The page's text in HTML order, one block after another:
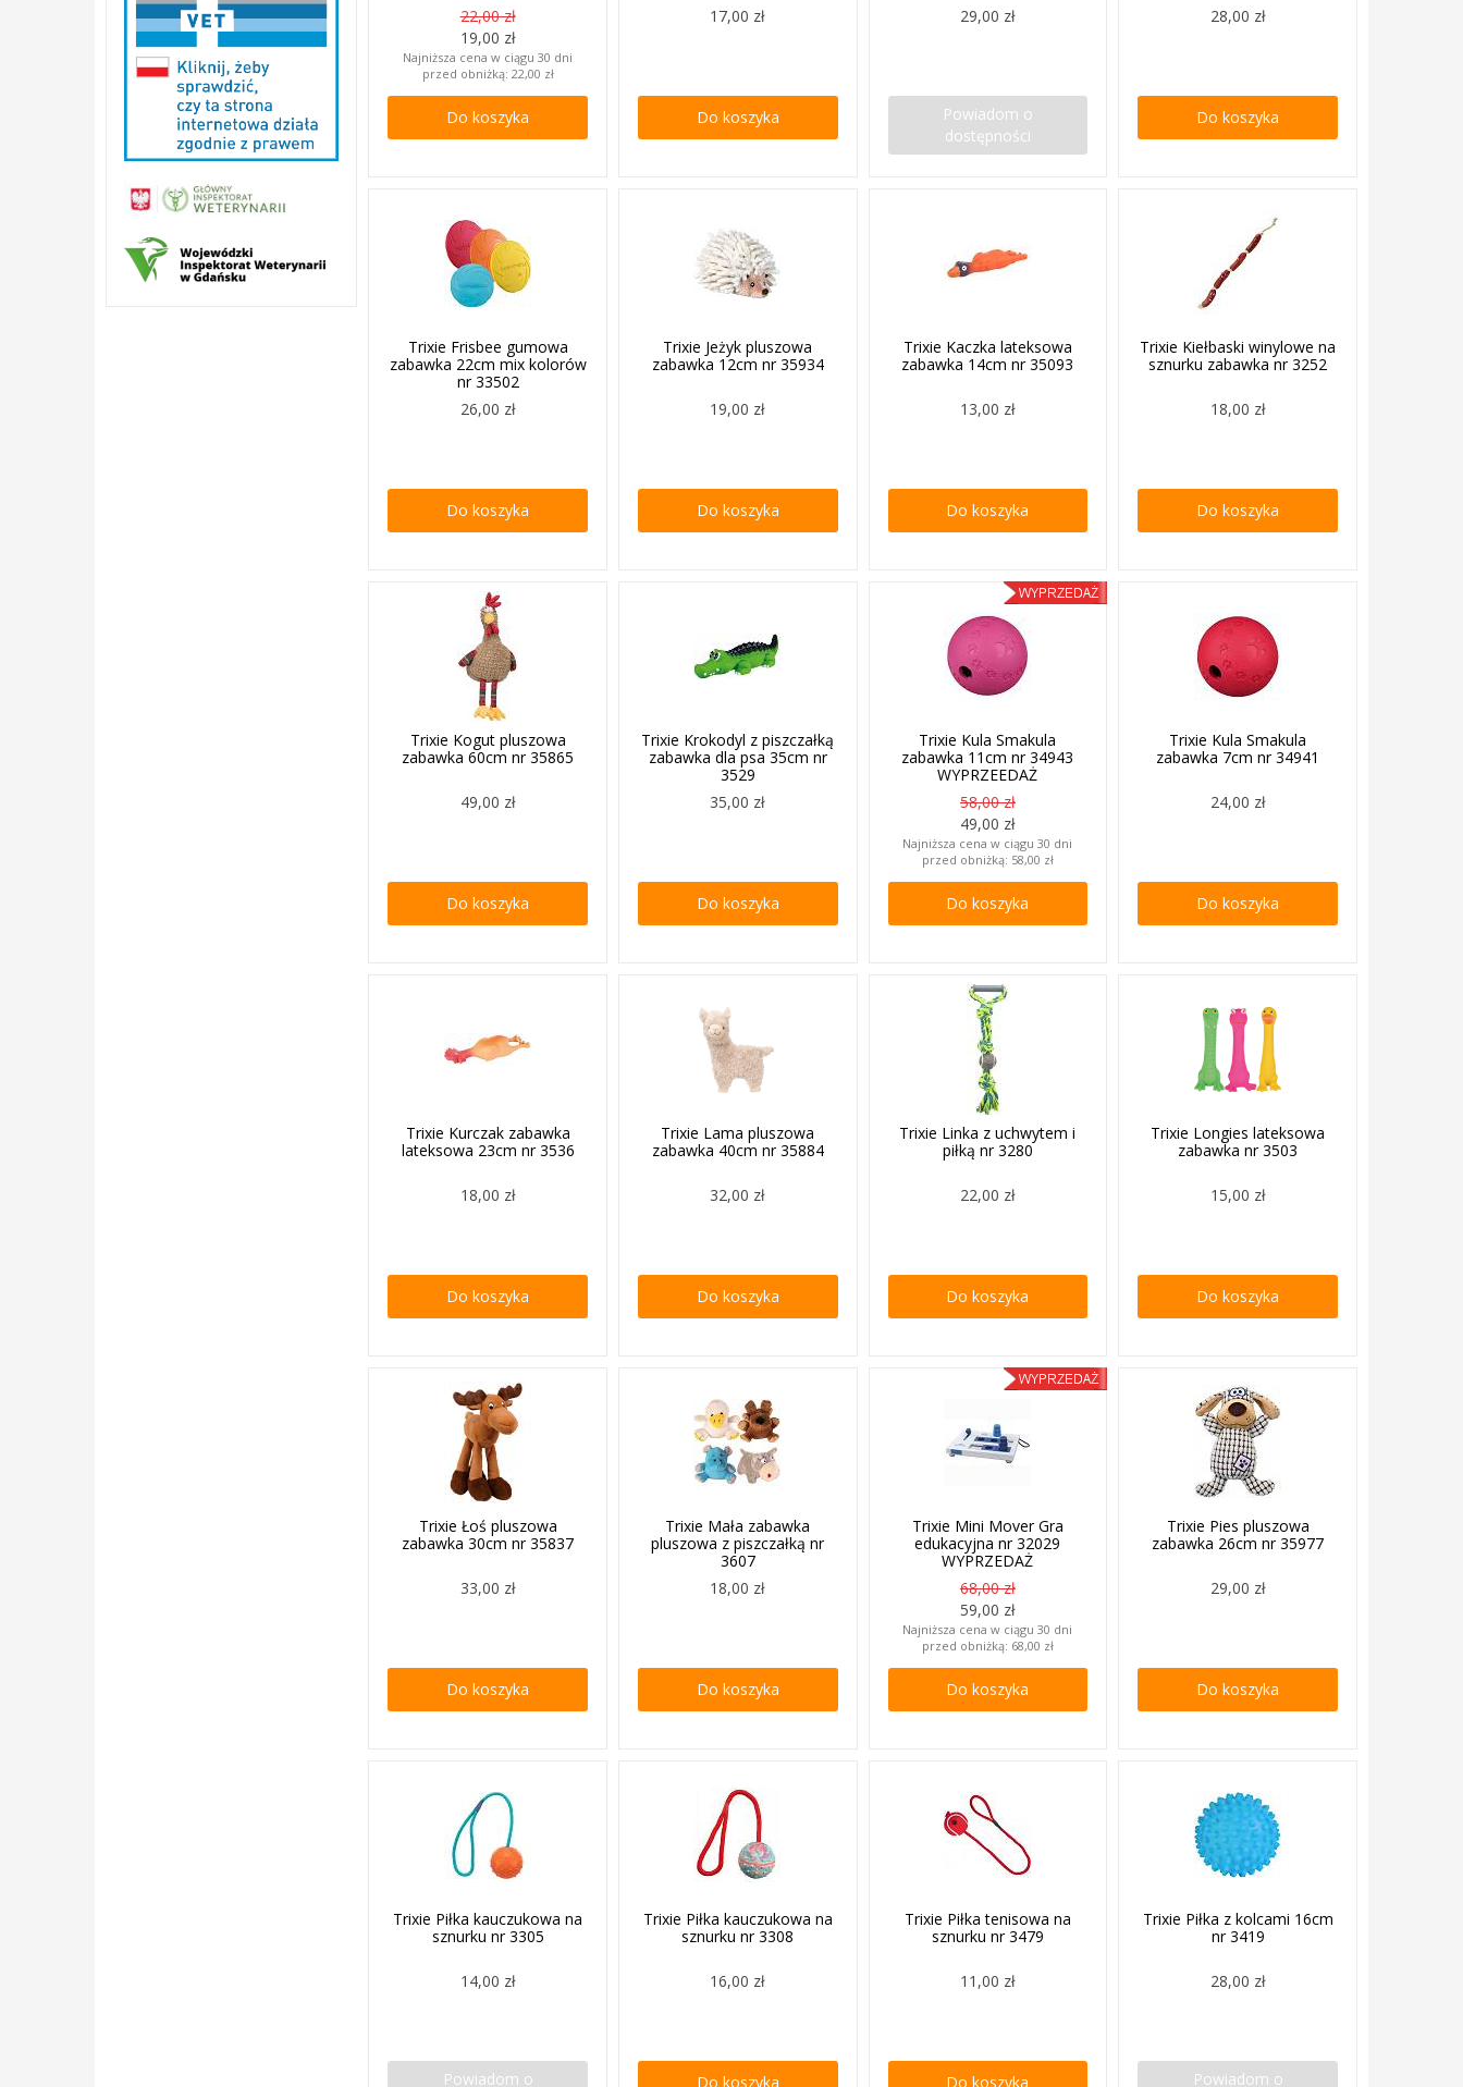
22,00 zł
19,00 zł
Najniższa cena w ciągu 30 dni
przed obniżką: 22,00 zł
Do koszyka
17,00 zł
Do koszyka
29,00 zł
Powiadom o
dostępności
28,00 zł
Do koszyka
Trixie Frisbee gumowa
zabawka 22cm mix kolorów
nr 33502
26,00 zł
Do koszyka
Trixie Jeżyk pluszowa
zabawka 12cm nr 35934
19,00 zł
Do koszyka
Trixie Kaczka lateksowa
zabawka 14cm nr 35093
13,00 zł
Do koszyka
Trixie Kiełbaski winylowe na
sznurku zabawka nr 3252
18,00 zł
Do koszyka
Trixie Kogut pluszowa
zabawka 60cm nr 35865
49,00 zł
Do koszyka
Trixie Krokodyl z piszczałką
zabawka dla psa 35cm nr
3529
35,00 zł
Do koszyka
Trixie Kula Smakula
zabawka 11cm nr 34943
WYPRZEEDAŻ
58,00 zł
49,00 zł
Najniższa cena w ciągu 30 dni
przed obniżką: 58,00 zł
Do koszyka
Trixie Kula Smakula
zabawka 7cm nr 34941
24,00 zł
Do koszyka
Trixie Kurczak zabawka
lateksowa 23cm nr 3536
18,00 zł
Do koszyka
Trixie Lama pluszowa
zabawka 40cm nr 35884
32,00 zł
Do koszyka
Trixie Linka z uchwytem i
piłką nr 3280
22,00 zł
Do koszyka
Trixie Longies lateksowa
zabawka nr 3503
15,00 zł
Do koszyka
Trixie Łoś pluszowa
zabawka 30cm nr 35837
33,00 zł
Do koszyka
Trixie Mała zabawka
pluszowa z piszczałką nr
3607
18,00 zł
Do koszyka
Trixie Mini Mover Gra
edukacyjna nr 32029
WYPRZEDAŻ
68,00 zł
59,00 zł
Najniższa cena w ciągu 30 dni
przed obniżką: 68,00 zł
Do koszyka
Trixie Pies pluszowa
zabawka 26cm nr 35977
29,00 zł
Do koszyka
Trixie Piłka kauczukowa na
sznurku nr 3305
14,00 zł
Powiadom o
Trixie Piłka kauczukowa na
sznurku nr 3308
16,00 zł
Do koszyka
Trixie Piłka tenisowa na
sznurku nr 3479
11,00 zł
Do koszyka
Trixie Piłka z kolcami 16cm
nr 3419
28,00 zł
Powiadom o